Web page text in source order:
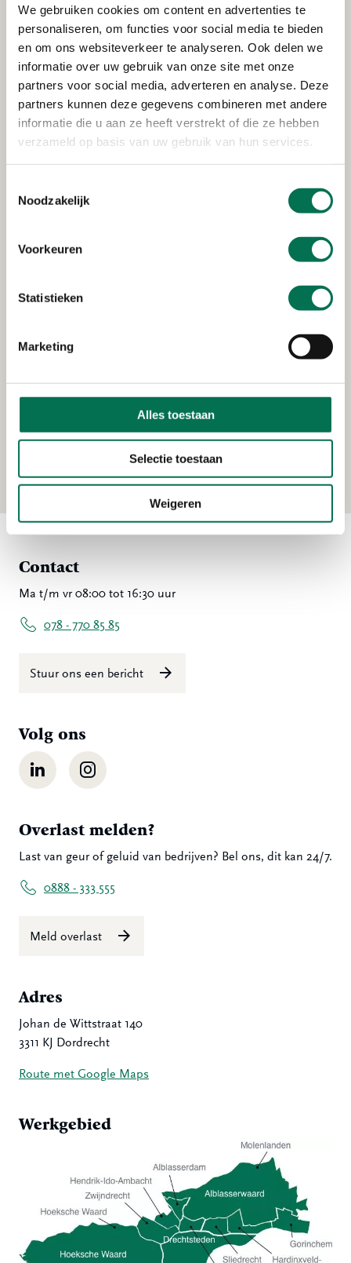
We gebruiken cookies om content en advertenties te
personaliseren, om functies voor social media te bieden
en om ons websiteverkeer te analyseren. Ook delen we
informatie over uw gebruik van onze site met onze
partners voor social media, adverteren en analyse. Deze
partners kunnen deze gegevens combineren met andere
informatie die u aan ze heeft verstrekt of die ze hebben
verzameld op basis van uw gebruik van hun services.
Noodzakelijk
Voorkeuren
Statistieken
Marketing
Alles toestaan
Selectie toestaan
Weigeren
krijgt daardoor meer afval te verwerken. Om ervoor te
zorgen dat de ziekenhuizen kunnen blijven afvoeren,
is een extra plek gezocht om afval tijdelijk op te slaan.
In april van dit jaar gaf de provincie hier ook al tijdelijk
toestemming voor.
Voorwaarden voor veiligheid
Indaver, een stortplaats in Dordrecht. Hier zijn zowel
met regulier ziekenhuisafval veilig op te slaan. Er
voor veiligheid worden voldaan: zo moet de
door ons, de Omgevingsdienst Zuid-Holland Zuid, de
Veiligheidsregio Zuid-Holland Zuid (VRZHZ) en de
gemeente Dordrecht. De provincie Zuid-Holland heeft
inmiddels de toestemming verleend.
Contact
Ma t/m vr 08:00 tot 16:30 uur
078 - 770 85 85
Stuur ons een bericht
Volg ons
LinkedIn Instagram
Overlast melden?
Last van geur of geluid van bedrijven? Bel ons, dit kan 24/7.
0888 - 333 555
Meld overlast
Adres
Johan de Wittstraat 140
3311 KJ Dordrecht
Route met Google Maps
Werkgebied